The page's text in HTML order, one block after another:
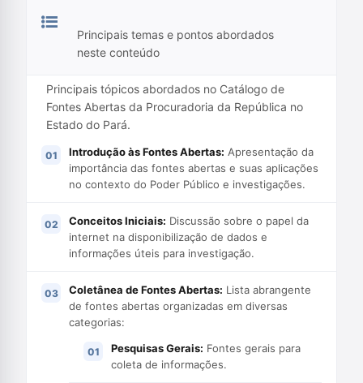
Principais temas e pontos abordados
neste conteúdo
Principais tópicos abordados no Catálogo de
Fontes Abertas da Procuradoria da República no
Estado do Pará.
Introdução às Fontes Abertas: Apresentação da
importância das fontes abertas e suas aplicações
no contexto do Poder Público e investigações.
Conceitos Iniciais: Discussão sobre o papel da
internet na disponibilização de dados e
informações úteis para investigação.
Coletânea de Fontes Abertas: Lista abrangente
de fontes abertas organizadas em diversas
categorias:
Pesquisas Gerais: Fontes gerais para
coleta de informações.